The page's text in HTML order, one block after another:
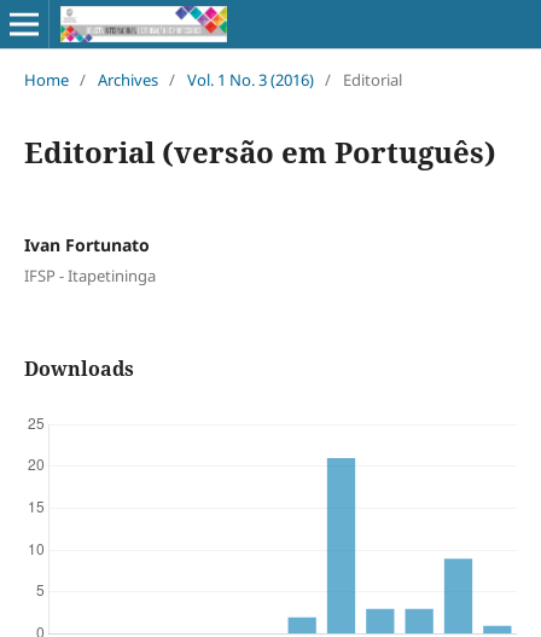
Home / Archives / Vol. 1 No. 3 (2016) / Editorial
Editorial (versão em Português)
Ivan Fortunato
IFSP - Itapetininga
Downloads